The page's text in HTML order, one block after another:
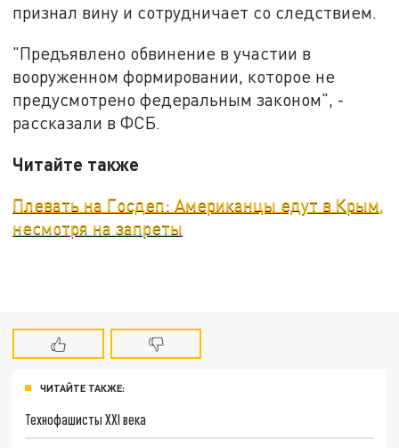
признал вину и сотрудничает со следствием.
"Предъявлено обвинение в участии в
вооруженном формировании, которое не
предусмотрено федеральным законом", -
рассказали в ФСБ.
Читайте также
Плевать на Госдеп: Американцы едут в Крым,
несмотря на запреты
ЧИТАЙТЕ ТАКЖЕ:
Технофашисты XXI века